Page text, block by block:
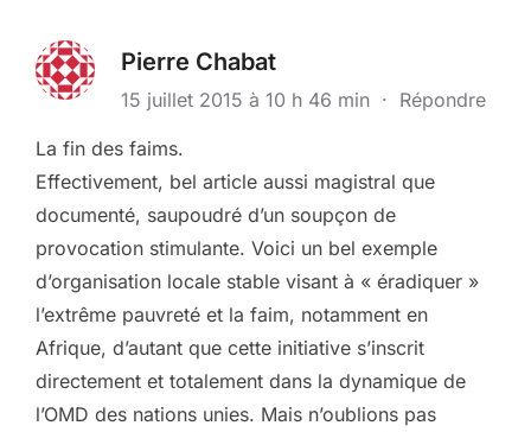
Pierre Chabat
15 juillet 2015 à 10 h 46 min · Répondre
La fin des faims.
Effectivement, bel article aussi magistral que
documenté, saupoudré d’un soupçon de
provocation stimulante. Voici un bel exemple
d’organisation locale stable visant à « éradiquer »
l’extrême pauvreté et la faim, notamment en
Afrique, d’autant que cette initiative s’inscrit
directement et totalement dans la dynamique de
l’OMD des nations unies. Mais n’oublions pas